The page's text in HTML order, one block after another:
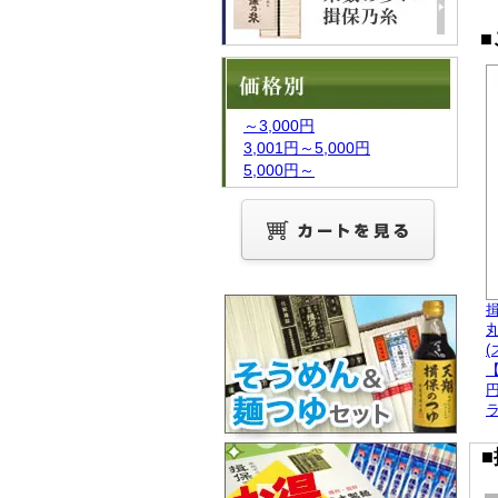
■
(
■
～3,000円
3,001円～5,000円
5,000円～